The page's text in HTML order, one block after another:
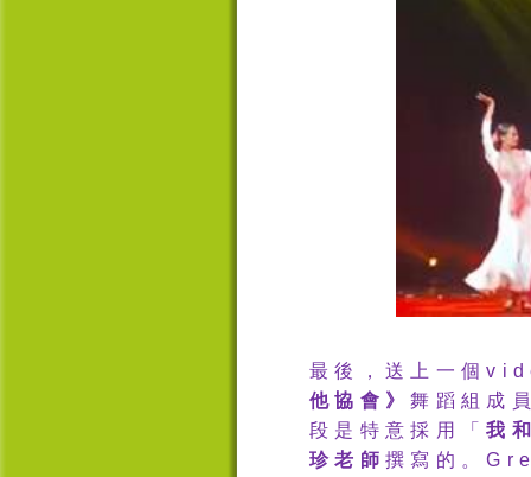
最後，送上一個
他協會》舞蹈組成
段是特意採用「我
珍老師 撰寫的。